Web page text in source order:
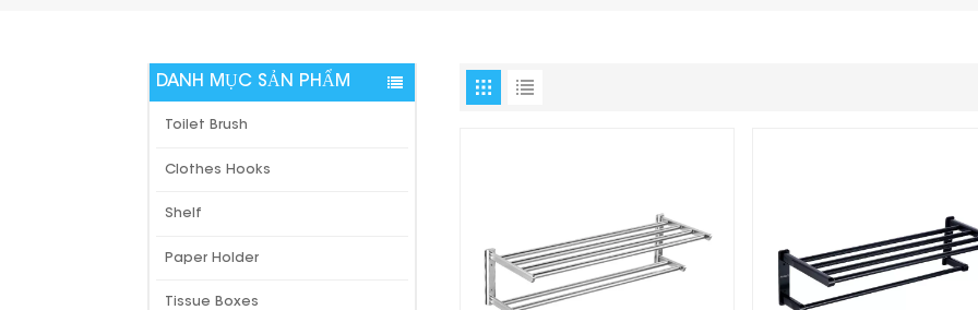
DANH MỤC SẢN PHẨM
Toilet Brush
Clothes Hooks
Shelf
Paper Holder
Tissue Boxes